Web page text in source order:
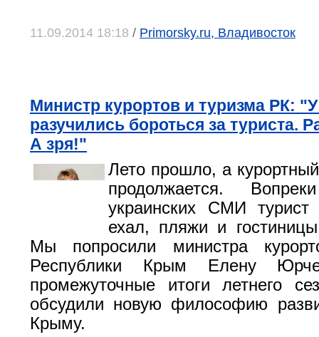
11.09.2014 18:18 / Primorsky.ru, Владивосток
Министр курортов и туризма РК:
разучились бороться за туриста.
А зря!"
Лето прошло, а
продолжается.
украинских СМИ турист
ехал, пляжи и
Мы попросили министра
Республики Крым Елену
промежуточные итоги летнего
обсудили новую философию
Крыму.